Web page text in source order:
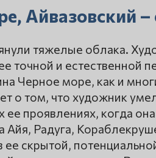
Айвазовский –
тяжелые облака.
точной и естественной
Черное море, как и
о том, что художник
ее проявлениях, когда
Айя, Радуга,
скрытой,